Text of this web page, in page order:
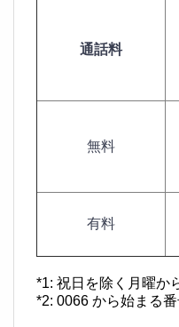
通話料
無料
有料
*1: 祝日を除く月曜か
*2: 0066 から始まる